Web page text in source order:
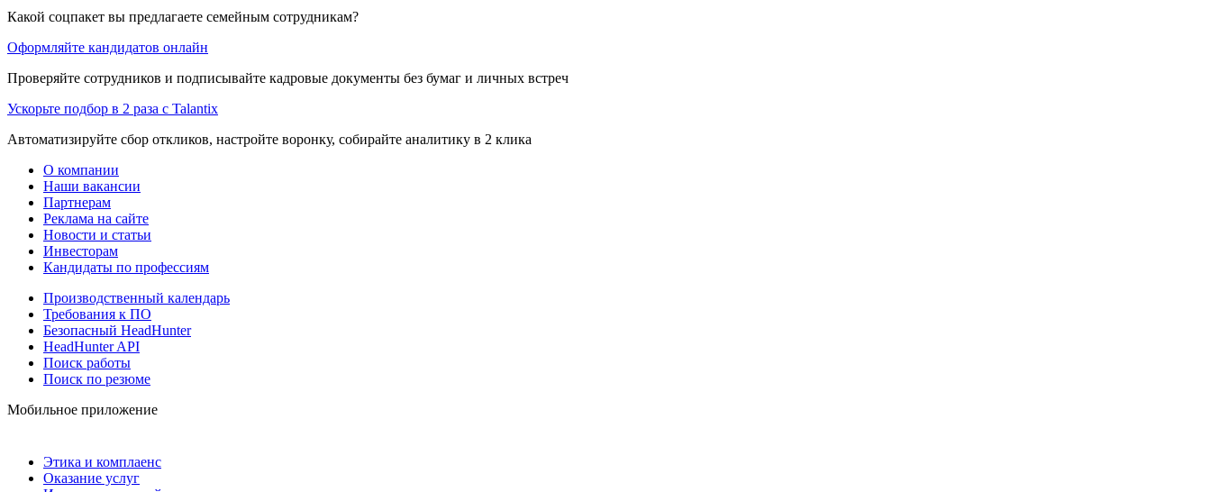
Какой соцпакет вы предлагаете семейным сотрудникам?
Оформляйте кандидатов онлайн
Проверяйте сотрудников и подписывайте кадровые документы без бумаг и личных встреч
Ускорьте подбор в 2 раза с Talantix
Автоматизируйте сбор откликов, настройте воронку, собирайте аналитику в 2 клика
О компании
Наши вакансии
Партнерам
Реклама на сайте
Новости и статьи
Инвесторам
Кандидаты по профессиям
Производственный календарь
Требования к ПО
Безопасный HeadHunter
HeadHunter API
Поиск работы
Поиск по резюме
Мобильное приложение
Этика и комплаенс
Оказание услуг